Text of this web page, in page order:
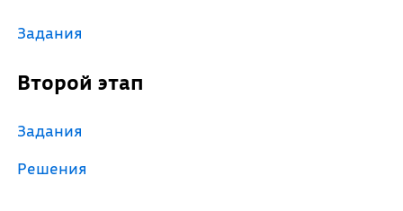
Задания
Второй этап
Задания
Решения